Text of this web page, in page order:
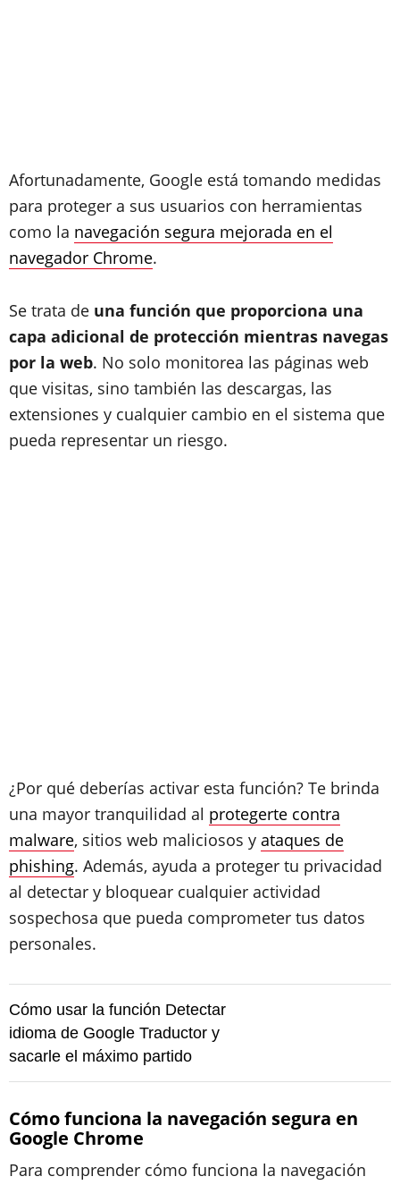
Afortunadamente, Google está tomando medidas
para proteger a sus usuarios con herramientas
como la navegación segura mejorada en el
navegador Chrome.
Se trata de una función que proporciona una
capa adicional de protección mientras navegas
por la web. No solo monitorea las páginas web
que visitas, sino también las descargas, las
extensiones y cualquier cambio en el sistema que
pueda representar un riesgo.
¿Por qué deberías activar esta función? Te brinda
una mayor tranquilidad al protegerte contra
malware, sitios web maliciosos y ataques de
phishing. Además, ayuda a proteger tu privacidad
al detectar y bloquear cualquier actividad
sospechosa que pueda comprometer tus datos
personales.
Cómo usar la función Detectar
idioma de Google Traductor y
sacarle el máximo partido
Cómo funciona la navegación segura en
Google Chrome
Para comprender cómo funciona la navegación